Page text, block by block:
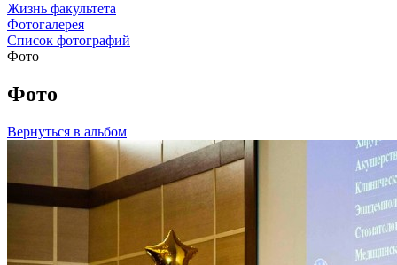
Жизнь факультета
Фотогалерея
Список фотографий
Фото
Фото
Вернуться в альбом